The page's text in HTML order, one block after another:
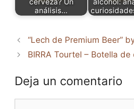
análisis…
“Lech de Premium Beer”
BIRRA Tourtel – Botella de
Deja un comentario